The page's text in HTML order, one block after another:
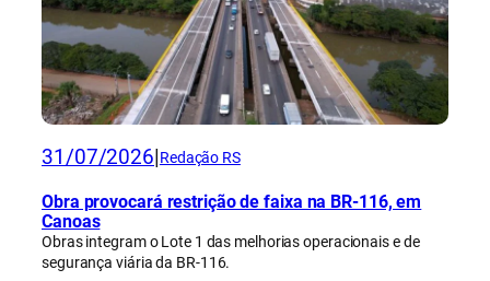
31/07/2026 Redação RS
Obra provocará restrição de faixa na BR-116, em
Canoas
Obras integram o Lote 1 das melhorias operacionais e de
segurança viária da BR-116.